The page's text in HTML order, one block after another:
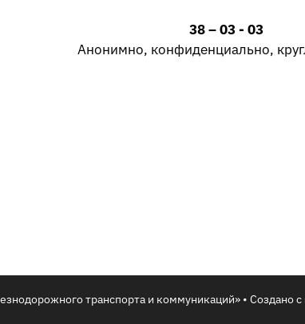
38 – 03 - 03
Анонимно, конфиденциально,
транспорта и коммуникаций» • Создано